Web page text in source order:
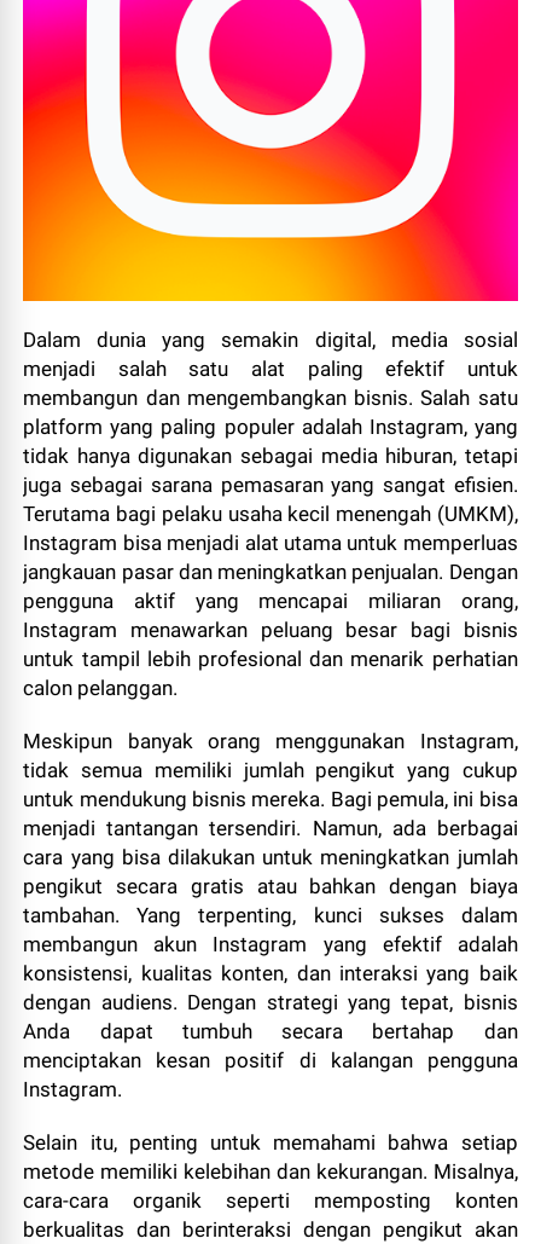
Dalam dunia yang semakin digital, media sosial
menjadi salah satu alat paling efektif untuk
membangun dan mengembangkan bisnis. Salah satu
platform yang paling populer adalah Instagram, yang
tidak hanya digunakan sebagai media hiburan, tetapi
juga sebagai sarana pemasaran yang sangat efisien.
Terutama bagi pelaku usaha kecil menengah (UMKM),
Instagram bisa menjadi alat utama untuk memperluas
jangkauan pasar dan meningkatkan penjualan. Dengan
pengguna aktif yang mencapai miliaran orang,
Instagram menawarkan peluang besar bagi bisnis
untuk tampil lebih profesional dan menarik perhatian
calon pelanggan.
Meskipun banyak orang menggunakan Instagram,
tidak semua memiliki jumlah pengikut yang cukup
untuk mendukung bisnis mereka. Bagi pemula, ini bisa
menjadi tantangan tersendiri. Namun, ada berbagai
cara yang bisa dilakukan untuk meningkatkan jumlah
pengikut secara gratis atau bahkan dengan biaya
tambahan. Yang terpenting, kunci sukses dalam
membangun akun Instagram yang efektif adalah
konsistensi, kualitas konten, dan interaksi yang baik
dengan audiens. Dengan strategi yang tepat, bisnis
Anda dapat tumbuh secara bertahap dan
menciptakan kesan positif di kalangan pengguna
Instagram.
Selain itu, penting untuk memahami bahwa setiap
metode memiliki kelebihan dan kekurangan. Misalnya,
cara-cara organik seperti memposting konten
berkualitas dan berinteraksi dengan pengikut akan